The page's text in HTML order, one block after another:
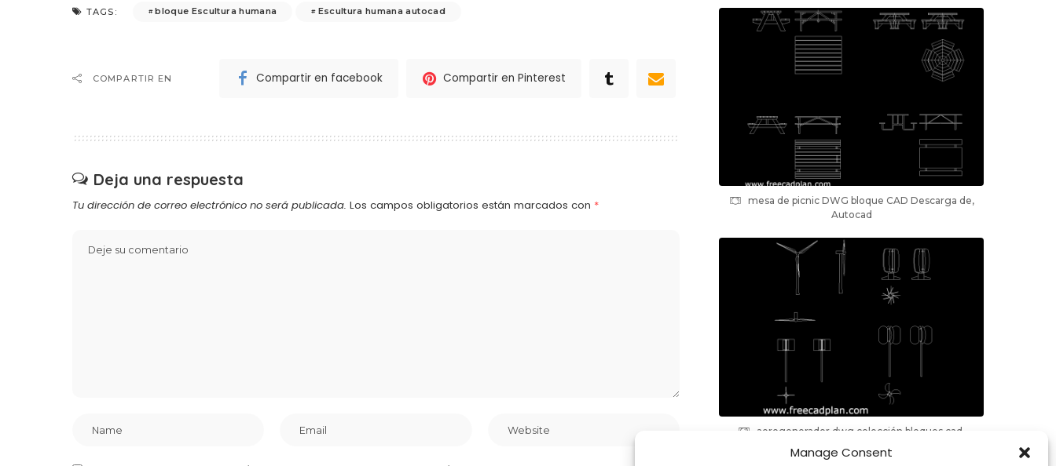
Manage Consent
TAGS: bloque Escultura humana Escultura humana autocad
COMPARTIR EN Compartir en facebook Compartir en Pinterest
Deja una respuesta
Tu dirección de correo electrónico no será publicada. Los campos obligatorios están marcados con *
mesa de picnic DWG bloque CAD Descarga de,
Autocad
aerogenerador dwg colección bloques cad,